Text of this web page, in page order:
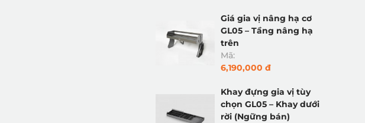
Giá gia vị nâng hạ cơ
GL05 – Tầng nâng hạ
trên
Mã:
6,190,000 đ
Khay đựng gia vị tùy
chọn GL05 – Khay dưới
rời (Ngững bán)